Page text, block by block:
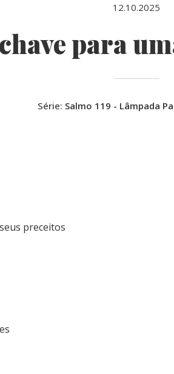
12.10.2025
para
Série: Salmo 119 - Lâmpada Para os Pés e
preceitos